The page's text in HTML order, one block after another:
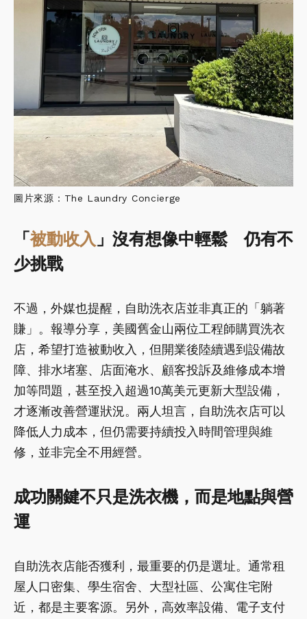
圖片來源：The Laundry Concierge
「被動收入 」沒有想像中輕鬆 仍有不
少挑戰
不過，外媒也提醒，自助洗衣店並非真正的「躺著
賺」。報導分享，美國舊金山兩位工程師購買洗衣
店，希望打造被動收入，但開業後陸續遇到設備故
障、排水堵塞、店面淹水、顧客投訴及維修成本增
加等問題，甚至投入超過10萬美元更新大型設備，
才逐漸改善營運狀況。兩人坦言，自助洗衣店可以
降低人力成本，但仍需要持續投入時間管理與維
修，並非完全不用經營。
成功關鍵不只是洗衣機，而是地點與營
運
自助洗衣店能否獲利，最重要的仍是選址。通常租
屋人口密集、學生宿舍、大型社區、公寓住宅附
近，都是主要客源。另外，高效率設備、電子支付